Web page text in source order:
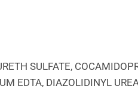
SULFATE,
EDTA, DIAZOLIDINYL